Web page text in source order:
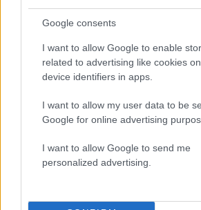
Google consents
I want to allow Google to enable
related to advertising like cookies
device identifiers in apps.
I want to allow my user data to be
Google for online advertising
I want to allow Google to send me
personalized advertising.
Κωνσταντίνος Αργυρός
Νίκα κάνουν διακοπές με
με τα δύο παιδιά τους
Η Άννα Βίσση
έπαιζε Τσιτσάνη στο
πρότεινε συνεργασία
Θρήνος για τον Λιονέλ
πατέρας του, Χόρχε
πήγαν στον Άγιο Νεκτάριο
πάρουν την ευχή για τον
μπορεί να αλλάξει τη